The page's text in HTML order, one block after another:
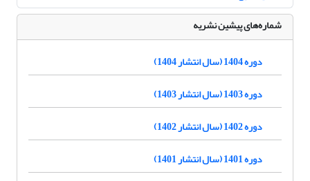
شماره‌های پیشین نشریه
دوره 1404 (سال انتشار 1404)
دوره 1403 (سال انتشار 1403)
دوره 1402 (سال انتشار 1402)
دوره 1401 (سال انتشار 1401)